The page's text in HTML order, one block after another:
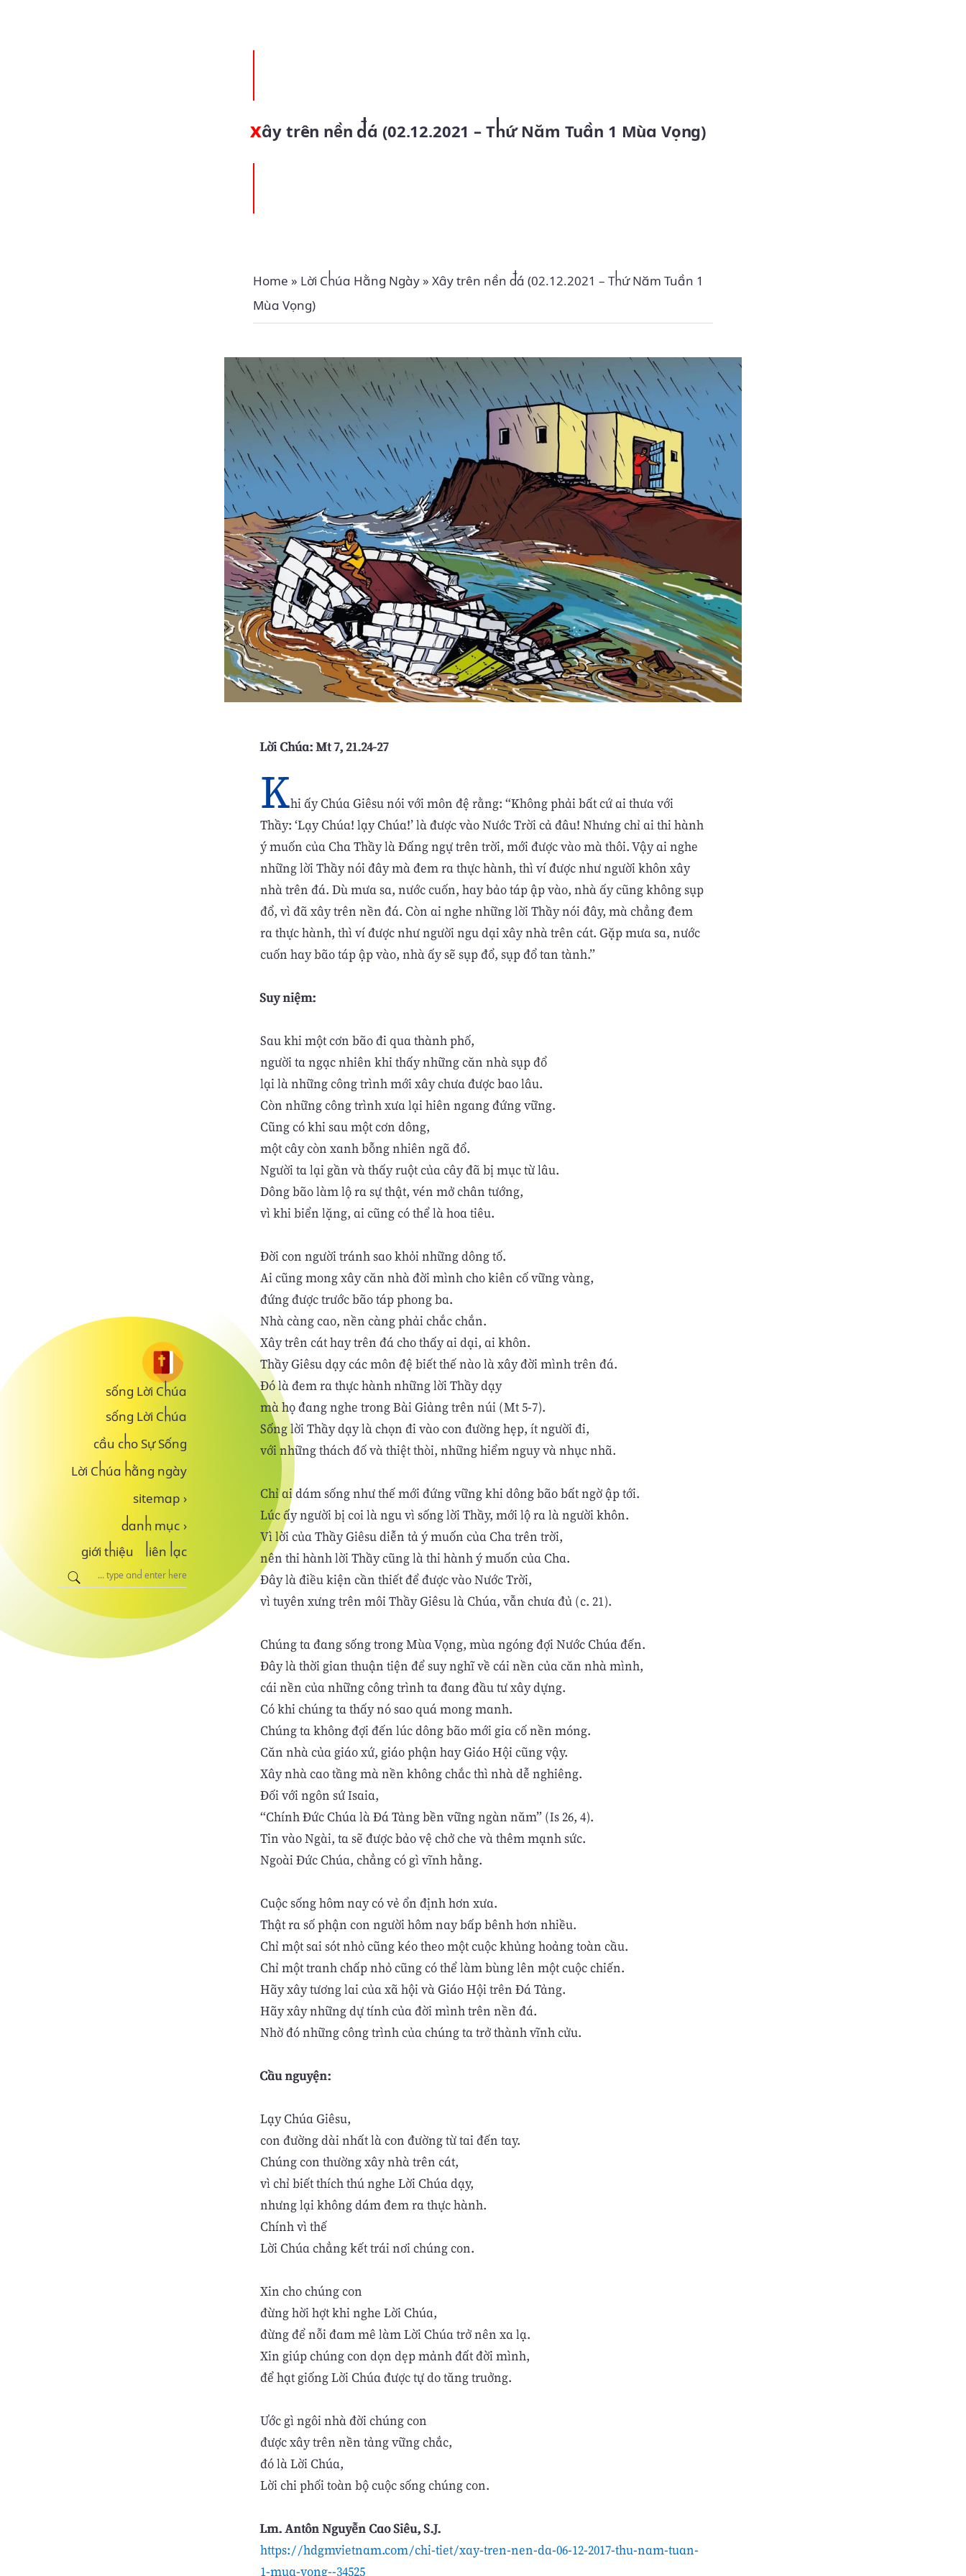
sống Lời Chúa
sống Lời Chúa
cầu cho Sự Sống
Lời Chúa hằng ngày
sitemap ›
danh mục ›
giới thiệu
liên lạc
Xây trên nền đá (02.12.2021 – Thứ Năm Tuần 1 Mùa Vọng)
Home » Lời Chúa Hằng Ngày» Xây trên nền đá (02.12.2021 – Thứ Năm Tuần 1
Mùa Vọng)
Lời Chúa: Mt 7, 21.24-27
Khi ấy Chúa Giêsu nói với môn đệ rằng: “Không phải bất cứ ai thưa với
Thầy: ‘Lạy Chúa! lạy Chúa!’ là được vào Nước Trời cả đâu! Nhưng chỉ ai thi hành
ý muốn của Cha Thầy là Ðấng ngự trên trời, mới được vào mà thôi. Vậy ai nghe
những lời Thầy nói đây mà đem ra thực hành, thì ví được như người khôn xây
nhà trên đá. Dù mưa sa, nước cuốn, hay bảo táp ập vào, nhà ấy cũng không sụp
đổ, vì đã xây trên nền đá. Còn ai nghe những lời Thầy nói đây, mà chẳng đem
ra thực hành, thì ví được như người ngu dại xây nhà trên cát. Gặp mưa sa, nước
cuốn hay bão táp ập vào, nhà ấy sẽ sụp đổ, sụp đổ tan tành.”
Suy niệm:
Sau khi một cơn bão đi qua thành phố,
người ta ngạc nhiên khi thấy những căn nhà sụp đổ
lại là những công trình mới xây chưa được bao lâu.
Còn những công trình xưa lại hiên ngang đứng vững.
Cũng có khi sau một cơn dông,
một cây còn xanh bỗng nhiên ngã đổ.
Người ta lại gần và thấy ruột của cây đã bị mục từ lâu.
Dông bão làm lộ ra sự thật, vén mở chân tướng,
vì khi biển lặng, ai cũng có thể là hoa tiêu.
Đời con người tránh sao khỏi những dông tố.
Ai cũng mong xây căn nhà đời mình cho kiên cố vững vàng,
đứng được trước bão táp phong ba.
Nhà càng cao, nền càng phải chắc chắn.
Xây trên cát hay trên đá cho thấy ai dại, ai khôn.
Thầy Giêsu dạy các môn đệ biết thế nào là xây đời mình trên đá.
Đó là đem ra thực hành những lời Thầy dạy
mà họ đang nghe trong Bài Giảng trên núi (Mt 5-7).
Sống lời Thầy dạy là chọn đi vào con đường hẹp, ít người đi,
với những thách đố và thiệt thòi, những hiểm nguy và nhục nhã.
Chỉ ai dám sống như thế mới đứng vững khi dông bão bất ngờ ập tới.
Lúc ấy người bị coi là ngu vì sống lời Thầy, mới lộ ra là người khôn.
Vì lời của Thầy Giêsu diễn tả ý muốn của Cha trên trời,
nên thi hành lời Thầy cũng là thi hành ý muốn của Cha.
Đây là điều kiện cần thiết để được vào Nước Trời,
vì tuyên xưng trên môi Thầy Giêsu là Chúa, vẫn chưa đủ (c. 21).
Chúng ta đang sống trong Mùa Vọng, mùa ngóng đợi Nước Chúa đến.
Đây là thời gian thuận tiện để suy nghĩ về cái nền của căn nhà mình,
cái nền của những công trình ta đang đầu tư xây dựng.
Có khi chúng ta thấy nó sao quá mong manh.
Chúng ta không đợi đến lúc dông bão mới gia cố nền móng.
Căn nhà của giáo xứ, giáo phận hay Giáo Hội cũng vậy.
Xây nhà cao tầng mà nền không chắc thì nhà dễ nghiêng.
Đối với ngôn sứ Isaia,
“Chính Đức Chúa là Đá Tảng bền vững ngàn năm” (Is 26, 4).
Tin vào Ngài, ta sẽ được bảo vệ chở che và thêm mạnh sức.
Ngoài Đức Chúa, chẳng có gì vĩnh hằng.
Cuộc sống hôm nay có vẻ ổn định hơn xưa.
Thật ra số phận con người hôm nay bấp bênh hơn nhiều.
Chỉ một sai sót nhỏ cũng kéo theo một cuộc khủng hoảng toàn cầu.
Chỉ một tranh chấp nhỏ cũng có thể làm bùng lên một cuộc chiến.
Hãy xây tương lai của xã hội và Giáo Hội trên Đá Tảng.
Hãy xây những dự tính của đời mình trên nền đá.
Nhờ đó những công trình của chúng ta trở thành vĩnh cửu.
Cầu nguyện:
Lạy Chúa Giêsu,
con đường dài nhất là con đường từ tai đến tay.
Chúng con thường xây nhà trên cát,
vì chỉ biết thích thú nghe Lời Chúa dạy,
nhưng lại không dám đem ra thực hành.
Chính vì thế
Lời Chúa chẳng kết trái nơi chúng con.
Xin cho chúng con
đừng hời hợt khi nghe Lời Chúa,
đừng để nỗi đam mê làm Lời Chúa trở nên xa lạ.
Xin giúp chúng con dọn dẹp mảnh đất đời mình,
để hạt giống Lời Chúa được tự do tăng truởng.
Ước gì ngôi nhà đời chúng con
được xây trên nền tảng vững chắc,
đó là Lời Chúa,
Lời chi phối toàn bộ cuộc sống chúng con.
Lm. Antôn Nguyễn Cao Siêu, S.J.
https://hdgmvietnam.com/chi-tiet/xay-tren-nen-da-06-12-2017-thu-nam-tuan-
1-mua-vong--34525